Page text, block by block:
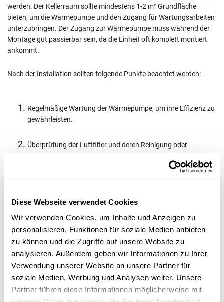
Diese Webseite verwendet Cookies
Wir verwenden Cookies, um Inhalte und Anzeigen zu
personalisieren, Funktionen für soziale Medien anbieten
zu können und die Zugriffe auf unsere Website zu
analysieren. Außerdem geben wir Informationen zu Ihrer
Verwendung unserer Website an unsere Partner für
soziale Medien, Werbung und Analysen weiter. Unsere
Partner führen diese Informationen möglicherweise mit
werden. Der Kellerraum sollte mindestens 1-2 m² Grundfläche
bieten, um die Wärmepumpe und den Zugang für Wartungsarbeiten
unterzubringen. Der Zugang zur Wärmepumpe muss während der
Montage gut passierbar sein, da die Einheit oft komplett montiert
ankommt.
Nach der Installation sollten folgende Punkte beachtet werden:
Regelmäßige Wartung der Wärmepumpe, um ihre Effizienz zu
gewährleisten.
Überprüfung der Luftfilter und deren Reinigung oder
Dokumentation aller Wartungsarbeiten für zukünftige
Referenzen.
Durch die Beachtung dieser Punkte kann die Lebensdauer der
Wärmepumpe verlängert und ihre Leistung optimiert werden.
Es ist auch wichtig, dass der Keller über eine zuverlässige